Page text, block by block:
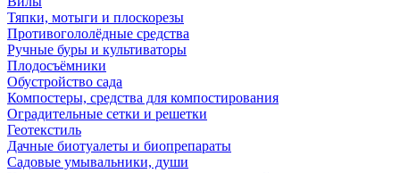
Тяпки, мотыги и плоскорезы
Противогололёдные средства
Ручные буры и культиваторы
Плодосъёмники
Обустройство сада
Компостеры, средства для компостирования
Оградительные сетки и решетки
Геотекстиль
Дачные биотуалеты и биопрепараты
Садовые умывальники, души